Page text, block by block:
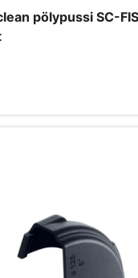
pölypussi SC-